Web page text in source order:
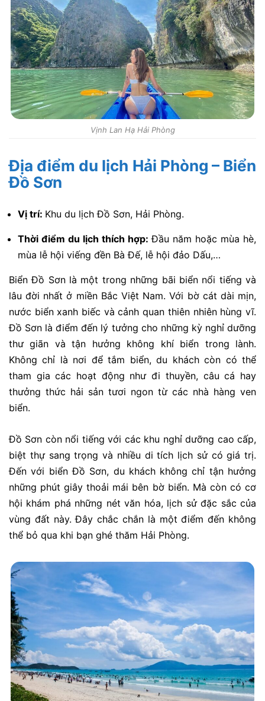
Vịnh Lan Hạ Hải Phòng
Địa điểm du lịch Hải Phòng – Biển
Đồ Sơn
Vị trí: Khu du lịch Đồ Sơn, Hải Phòng.
Thời điểm du lịch thích hợp:Đầu năm hoặc mùa hè,
mùa lễ hội viếng đền Bà Đế, lễ hội đảo Dấu,…
Biển Đồ Sơn là một trong những bãi biển nổi tiếng và
lâu đời nhất ở miền Bắc Việt Nam. Với bờ cát dài mịn,
nước biển xanh biếc và cảnh quan thiên nhiên hùng vĩ.
Đồ Sơn là điểm đến lý tưởng cho những kỳ nghỉ dưỡng
thư giãn và tận hưởng không khí biển trong lành.
Không chỉ là nơi để tắm biển, du khách còn có thể
tham gia các hoạt động như đi thuyền, câu cá hay
thưởng thức hải sản tươi ngon từ các nhà hàng ven
biển.
Đồ Sơn còn nổi tiếng với các khu nghỉ dưỡng cao cấp,
biệt thự sang trọng và nhiều di tích lịch sử có giá trị.
Đến với biển Đồ Sơn, du khách không chỉ tận hưởng
những phút giây thoải mái bên bờ biển. Mà còn có cơ
hội khám phá những nét văn hóa, lịch sử đặc sắc của
vùng đất này. Đây chắc chắn là một điểm đến không
thể bỏ qua khi bạn ghé thăm Hải Phòng.